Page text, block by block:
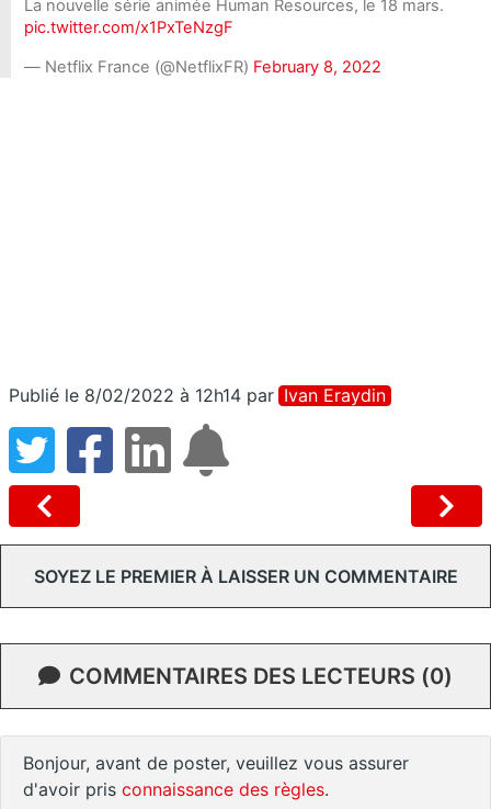
La nouvelle série animée Human Resources, le 18 mars.
pic.twitter.com/x1PxTeNzgF
— Netflix France (@NetflixFR) February 8, 2022
Publié le 8/02/2022 à 12h14 par Ivan Eraydin
SOYEZ LE PREMIER À LAISSER UN COMMENTAIRE
COMMENTAIRES DES LECTEURS (0)
Bonjour, avant de poster, veuillez vous assurer
d'avoir pris connaissance des règles.